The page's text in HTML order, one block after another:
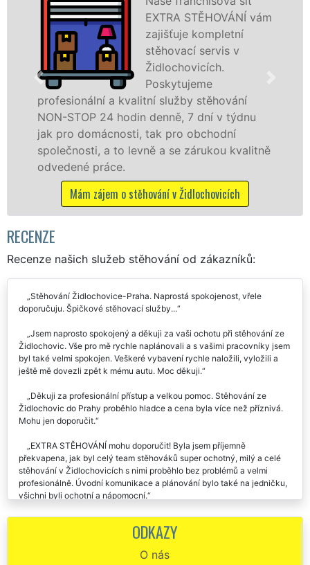
stěhovací služby v
Židlochovicích na
špičkové úrovni se
speciální stěhovací
technikou. Tyto
služby zajišťujeme domácnostem i firmám v
celém okresu Brno-venkov se zárukou
kvality franchisové sítě EXTRA STĚHOVÁNÍ.
Nabízíme stěhovací služby NON-STOP
včetně víkendů a svátků bez příplatků.
Mám zájem o stěhovací služby v Židlochovicích
RECENZE
Recenze našich služeb stěhování od zákazníků:
Stěhování Židlochovice-Praha. Naprostá spokojenost, vřele
doporučuju. Špičkové stěhovací služby...
Jsem naprosto spokojený a děkuji za vaši ochotu při stěhování ze
Židlochovic. Vše pro mě rychle naplánovali a s vašimi pracovníky jsem
byl také velmi spokojen. Veškeré vybavení rychle naložili, vyložili a
ještě mě dovezli zpět k mému autu. Moc děkuji.
Děkuji za profesionální přístup a velkou pomoc. Stěhování ze
Židlochovic do Prahy proběhlo hladce a cena byla více než příznivá.
Mohu jen doporučit.
EXTRA STĚHOVÁNÍ mohu doporučit! Byla jsem příjemně
překvapena, jak byl celý team stěhováků super ochotný, milý a celé
stěhování v Židlochovicích s nimi proběhlo bez problémů a velmi
profesionálně. Úvodní komunikace a plánování bylo také na jedničku,
všichni byli ochotní a nápomocní.
Děkuji mockrát za skvělý přístup a odvedenou práci při stěhování v
Židlochovicích. Na všem jsme se předem domluvili a den stěhování již
nábytkem manipulovali opravdu opatrně, takže nikde žádné
ODKAZY
O nás